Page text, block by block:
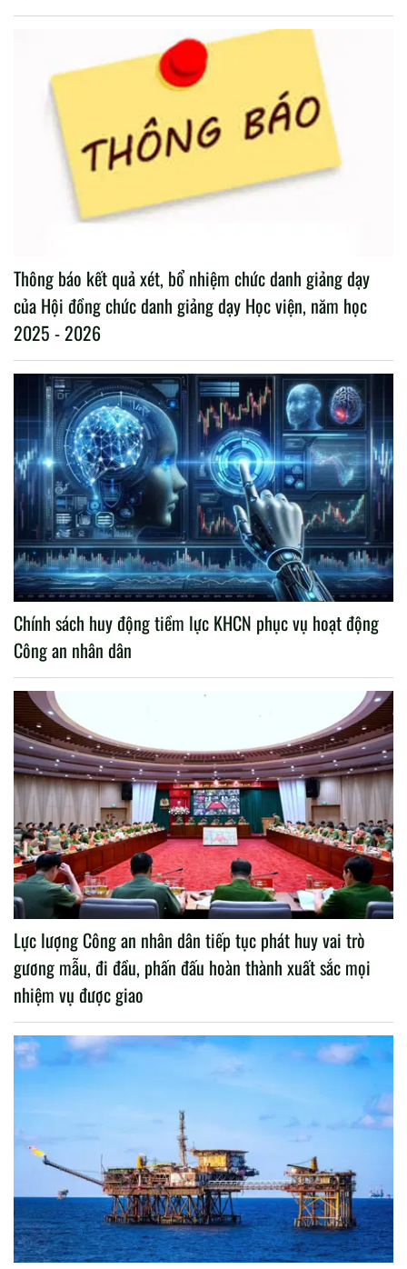
Thông báo kết quả xét, bổ nhiệm chức danh giảng dạy
của Hội đồng chức danh giảng dạy Học viện, năm học
2025 - 2026
Chính sách huy động tiềm lực KHCN phục vụ hoạt động
Công an nhân dân
Lực lượng Công an nhân dân tiếp tục phát huy vai trò
gương mẫu, đi đầu, phấn đấu hoàn thành xuất sắc mọi
nhiệm vụ được giao